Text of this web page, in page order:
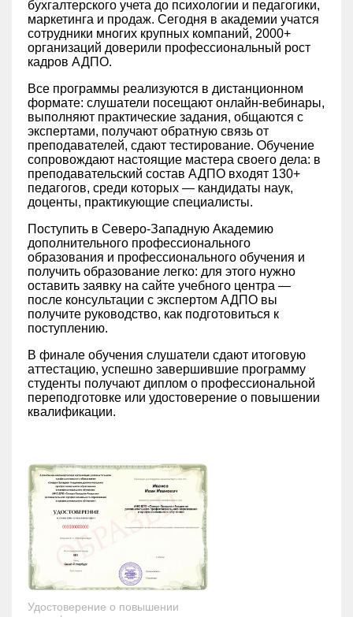
бухгалтерского учета до психологии и педагогики,
маркетинга и продаж. Сегодня в академии учатся
сотрудники многих крупных компаний, 2000+
организаций доверили профессиональный рост
кадров АДПО.
Все программы реализуются в дистанционном
формате: слушатели посещают онлайн-вебинары,
выполняют практические задания, общаются с
экспертами, получают обратную связь от
преподавателей, сдают тестирование. Обучение
сопровождают настоящие мастера своего дела: в
преподавательский состав АДПО входят 130+
педагогов, среди которых — кандидаты наук,
доценты, практикующие специалисты.
Поступить в Северо-Западную Академию
дополнительного профессионального
образования и профессионального обучения и
получить образование легко: для этого нужно
оставить заявку на сайте учебного центра —
после консультации с экспертом АДПО вы
получите руководство, как подготовиться к
поступлению.
В финале обучения слушатели сдают итоговую
аттестацию, успешно завершившие программу
студенты получают диплом о профессиональной
переподготовке или удостоверение о повышении
квалификации.
Удостоверение о повышении